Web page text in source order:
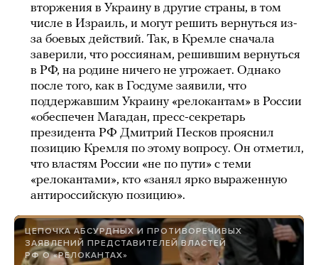
вторжения в Украину в другие страны, в том
числе в Израиль, и могут решить вернуться из-
за боевых действий. Так, в Кремле сначала
заверили, что россиянам, решившим вернуться
в РФ, на родине ничего не угрожает. Однако
после того, как в Госдуме заявили, что
поддержавшим Украину «релокантам» в России
«обеспечен Магадан, пресс-секретарь
президента РФ Дмитрий Песков прояснил
позицию Кремля по этому вопросу. Он отметил,
что властям России «не по пути» с теми
«релокантами», кто «занял ярко выраженную
антироссийскую позицию».
ЦЕПОЧКА АБСУРДНЫХ И ПРОТИВОРЕЧИВЫХ
ЗАЯВЛЕНИЙ ПРЕДСТАВИТЕЛЕЙ ВЛАСТЕЙ
РФ О «РЕЛОКАНТАХ»